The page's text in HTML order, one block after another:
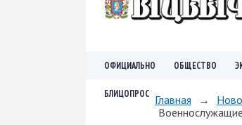
ОФИЦИАЛЬНО ОБЩЕСТВО
БЛИЦОПРОС Главная →